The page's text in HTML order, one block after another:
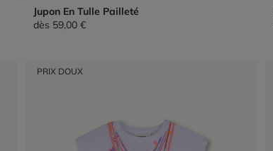
Jupon En Tulle Pailleté
dès 59,00 €
PRIX DOUX